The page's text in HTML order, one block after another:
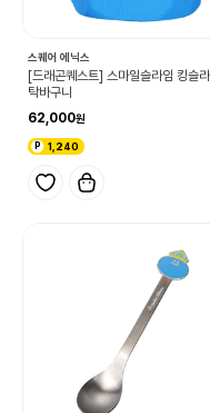
스퀘어 에닉스
[드래곤퀘스트] 스마일슬라임 킹슬
탁바구니
62,000
1,240